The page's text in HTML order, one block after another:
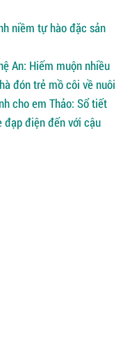
niềm tự hào đặc sản
An: Hiếm muộn nhiều
đón trẻ mồ côi về nuôi
cho em Thảo: Sổ tiết
đạp điện đến với cậu